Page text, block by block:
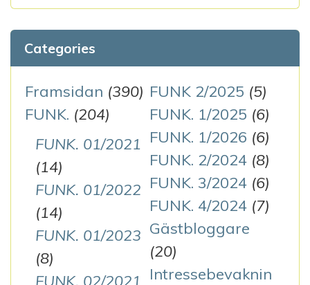
Categories
Framsidan (390) FUNK 2/2025 (5)
FUNK. (204)
FUNK. 01/2021
(14)
FUNK. 01/2022
(14)
FUNK. 01/2023
(8)
FUNK. 02/2021
FUNK. 1/2025 (6)
FUNK. 1/2026 (6)
FUNK. 2/2024 (8)
FUNK. 3/2024 (6)
FUNK. 4/2024 (7)
Gästbloggare
(20)
Intressebevaknin